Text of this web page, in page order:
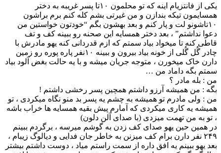
یکی از فانتزیام اینه که تو محلمون ۱۰تا پسر غریبه به دختر
همسایمون تیکه بندازن و من غیرتی بشم کله کنم برم براشون
۱۰تاشونو لت و پار کنم و بعد بهشون بگم “خودتون خواستین من
دعوا نداشتم” ، بعد دختر همسایه این صحنه رو ببینه کف و تف
قاطی کنه تا میخواد بیاد سمتم که ازم قدردانی کنه یهو مادرش با
چادر گُل گُلی از خونه بیاد بیرون و ببینه ۱۰نفر پاره پوره رو زمین
دارن خاک میخورن ، متوجه جریان میشه و با یه حالت بغض آلود بیاد
سمتم بگه داماد من …
من : بله مادر ؟
بگه : من همیشه آرزو داشتم همچین پسر رخشی داشتم !
من : ولی مادرم تو همیشه به چشم یه پسر بد منو نگاه میکردی ، تو
همیشه یه کاری میکردی که آمارم پیش بقیه همسایه ها خراب باشه
، تو به من تهمت میزدی (با صدای آلن دلون)
در همین حین یهو صدای کف زدن به گوشم میرسه ، برگردم ببینم
۲۴۹ نفر دارن برام کف میزنن به خاطر جان فدایی و دیالوگ زیبام ،
بعد یهو ببینم یه افق داره از سمت راستم میاد ، دوست داشتم بیشتر